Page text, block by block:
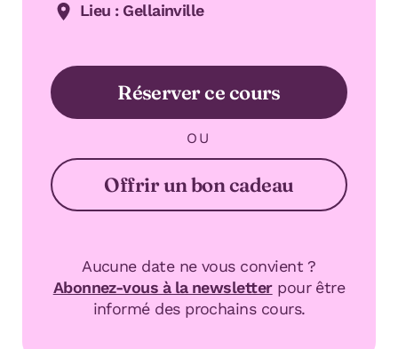
Lieu : Gellainville
Réserver ce cours
OU
Offrir un bon cadeau
Aucune date ne vous convient ?
Abonnez-vous à la newsletterpour être
informé des prochains cours.